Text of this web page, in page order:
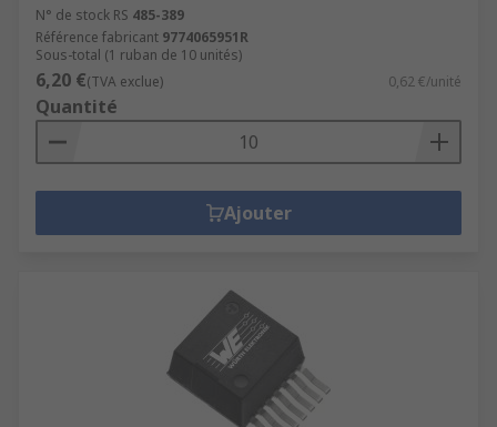
N° de stock RS 485-389
Référence fabricant 9774065951R
Sous-total (1 ruban de 10 unités)
6,20 €(TVA exclue) 0,62 €/unité
Quantité
Ajouter